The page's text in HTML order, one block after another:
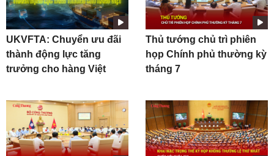
UKVFTA: Chuyển ưu đãi
thành động lực tăng
trưởng cho hàng Việt
Thủ tướng chủ trì phiên
họp Chính phủ thường kỳ
tháng 7